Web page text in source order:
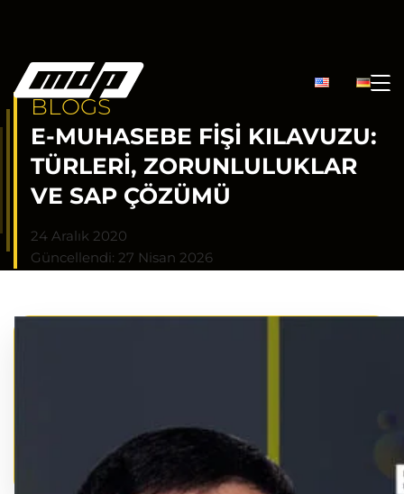
BLOGS
E-MUHASEBE FIŞI KILAVUZU:
TÜRLERI, ZORUNLULUKLAR
VE SAP ÇÖZÜMÜ
24 Aralık 2020
Güncellendi: 27 Nisan 2026